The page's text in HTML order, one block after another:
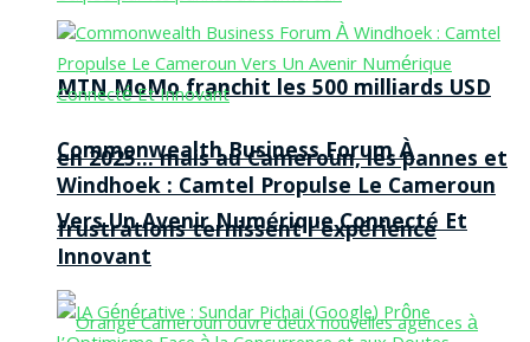
MTN MoMo franchit les 500 milliards USD
en 2025… mais au Cameroun, les pannes et
frustrations ternissent l’expérience
Commonwealth Business Forum À
Windhoek : Camtel Propulse Le Cameroun
Vers Un Avenir Numérique Connecté Et
Innovant